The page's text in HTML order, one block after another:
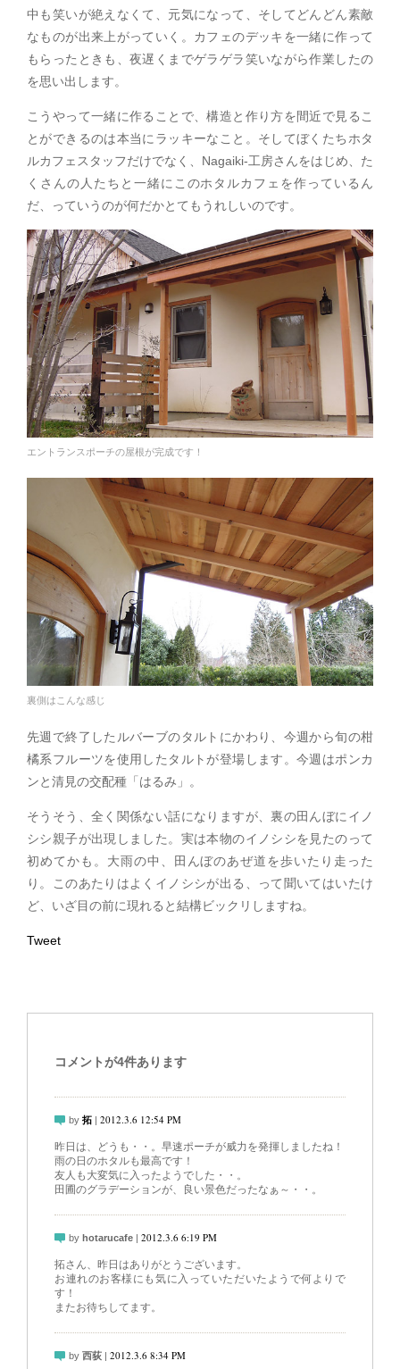
中も笑いが絶えなくて、元気になって、そしてどんどん素敵
なものが出来上がっていく。カフェのデッキを一緒に作って
もらったときも、夜遅くまでゲラゲラ笑いながら作業したの
を思い出します。
こうやって一緒に作ることで、構造と作り方を間近で見るこ
とができるのは本当にラッキーなこと。そしてぼくたちホタ
ルカフェスタッフだけでなく、Nagaiki-工房さんをはじめ、た
くさんの人たちと一緒にこのホタルカフェを作っているん
だ、っていうのが何だかとてもうれしいのです。
エントランスポーチの屋根が完成です！
裏側はこんな感じ
先週で終了したルバーブのタルトにかわり、今週から旬の柑
橘系フルーツを使用したタルトが登場します。今週はポンカ
ンと清見の交配種「はるみ」。
そうそう、全く関係ない話になりますが、裏の田んぼにイノ
シシ親子が出現しました。実は本物のイノシシを見たのって
初めてかも。大雨の中、田んぼのあぜ道を歩いたり走った
り。このあたりはよくイノシシが出る、って聞いてはいたけ
ど、いざ目の前に現れると結構ビックリしますね。
Tweet
コメントが4件あります
by 拓 | 2012.3.6 12:54 PM
昨日は、どうも・・。早速ポーチが威力を発揮しましたね！
雨の日のホタルも最高です！
友人も大変気に入ったようでした・・。
田圃のグラデーションが、良い景色だったなぁ～・・。
by hotarucafe | 2012.3.6 6:19 PM
拓さん、昨日はありがとうございます。
お連れのお客様にも気に入っていただいたようで何よりで
す！
またお待ちしてます。
by 西荻 | 2012.3.6 8:34 PM